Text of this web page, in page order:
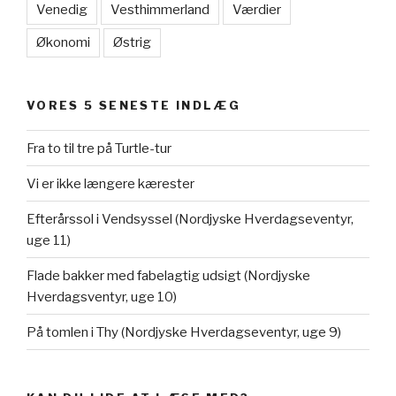
Venedig Vesthimmerland Værdier
Økonomi Østrig
VORES 5 SENESTE INDLÆG
Fra to til tre på Turtle-tur
Vi er ikke længere kærester
Efterårssol i Vendsyssel (Nordjyske Hverdagseventyr,
uge 11)
Flade bakker med fabelagtig udsigt (Nordjyske
Hverdagsventyr, uge 10)
På tomlen i Thy (Nordjyske Hverdagseventyr, uge 9)